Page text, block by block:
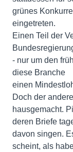
grünes
eingetreten.
Einen Teil der
- nur um den
diese Branche
einen
Doch der
hausgemacht.
deren Briefe
davon singen.
scheint, als